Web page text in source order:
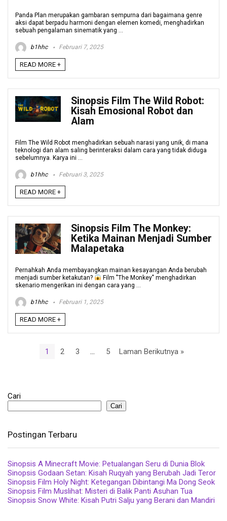
Panda Plan merupakan gambaran sempurna dari bagaimana genre
aksi dapat berpadu harmoni dengan elemen komedi, menghadirkan
sebuah pengalaman sinematik yang ...
b1hhc Februari 7, 2025
READ MORE +
Sinopsis Film The Wild Robot:
Kisah Emosional Robot dan
Alam
Film The Wild Robot menghadirkan sebuah narasi yang unik, di mana
teknologi dan alam saling berinteraksi dalam cara yang tidak diduga
sebelumnya. Karya ini ...
b1hhc Februari 3, 2025
READ MORE +
Sinopsis Film The Monkey:
Ketika Mainan Menjadi Sumber
Malapetaka
Pernahkah Anda membayangkan mainan kesayangan Anda berubah
menjadi sumber ketakutan?
Film "The Monkey" menghadirkan
skenario mengerikan ini dengan cara yang ...
b1hhc Februari 1, 2025
READ MORE +
1 2 3 5 Laman Berikutnya »
Cari
Cari
Postingan Terbaru
Sinopsis A Minecraft Movie: Petualangan Seru di Dunia Blok
Sinopsis Godaan Setan: Kisah Ruqyah yang Berubah Jadi Teror
Sinopsis Film Holy Night: Ketegangan Dibintangi Ma Dong Seok
Sinopsis Film Muslihat: Misteri di Balik Panti Asuhan Tua
Sinopsis Snow White: Kisah Putri Salju yang Berani dan Mandiri